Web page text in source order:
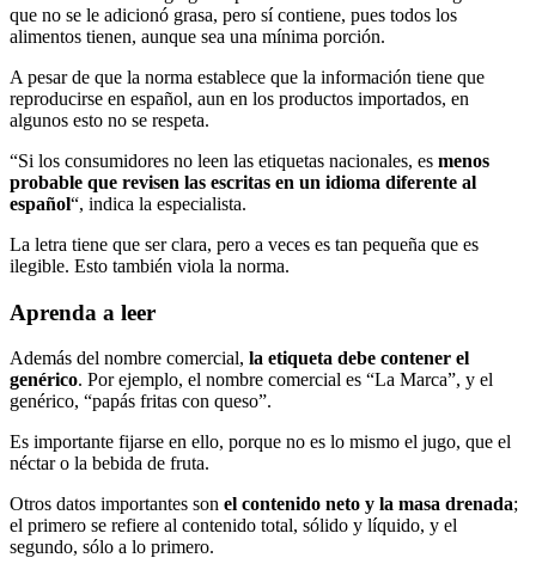
que no se le adicionó grasa, pero sí contiene, pues todos los
alimentos tienen, aunque sea una mínima porción.
A pesar de que la norma establece que la información tiene que
reproducirse en español, aun en los productos importados, en
algunos esto no se respeta.
“Si los consumidores no leen las etiquetas nacionales, es menos
probable que revisen las escritas en un idioma diferente al
español“, indica la especialista.
La letra tiene que ser clara, pero a veces es tan pequeña que es
ilegible. Esto también viola la norma.
Aprenda a leer
Además del nombre comercial, la etiqueta debe contener el
genérico. Por ejemplo, el nombre comercial es “La Marca”, y el
genérico, “papás fritas con queso”.
Es importante fijarse en ello, porque no es lo mismo el jugo, que el
néctar o la bebida de fruta.
Otros datos importantes son el contenido neto y la masa drenada;
el primero se refiere al contenido total, sólido y líquido, y el
segundo, sólo a lo primero.